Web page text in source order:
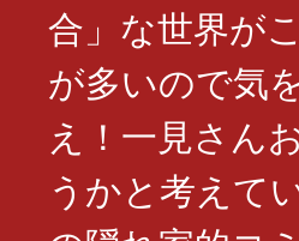
合」な世界が
が多いので気
え！一見さん
うかと考えて